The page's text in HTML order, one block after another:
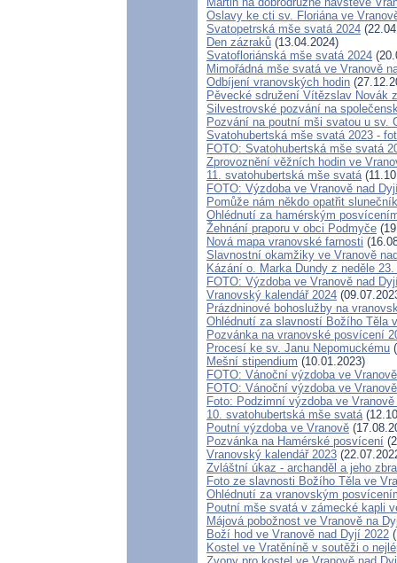
Oslavy ke cti sv. Floriána ve
Svatopetrská mše svatá 2024
Den zázraků (13.04.2024)
Svatofloriánská mše svatá 2024
Mimořádná mše svatá ve Vranově
Odbíjení vranovských hodin
Pěvecké sdružení Vítězslav Novák
Silvestrovské pozvání na
Pozvání na poutní mši svatou u sv.
Svatohubertská mše svatá 2023 -
FOTO: Svatohubertská mše svatá
Zprovoznění věžních hodin ve
11. svatohubertská mše svatá
FOTO: Výzdoba ve Vranově nad
Pomůže nám někdo opatřit
Ohlédnutí za hamérským
Žehnání praporu v obci Podmyče
Nová mapa vranovské farnosti
Slavnostní okamžiky ve Vranově
Kázání o. Marka Dundy z neděle
FOTO: Výzdoba ve Vranově nad
Vranovský kalendář 2024
Prázdninové bohoslužby na
Ohlédnutí za slavností Božího Těla
Pozvánka na vranovské posvícení
Procesí ke sv. Janu Nepomuckému
Mešní stipendium (10.01.2023)
FOTO: Vánoční výzdoba ve
FOTO: Vánoční výzdoba ve
Foto: Podzimní výzdoba ve
10. svatohubertská mše svatá
Poutní výzdoba ve Vranově
Pozvánka na Hamérské posvícení
Vranovský kalendář 2023
Zvláštní úkaz - archanděl a jeho
Foto ze slavnosti Božího Těla ve
Ohlédnutí za vranovským
Poutní mše svatá v zámecké kapli
Májová pobožnost ve Vranově na
Boží hod ve Vranově nad Dyjí 2022
Kostel ve Vratěníně v soutěži o